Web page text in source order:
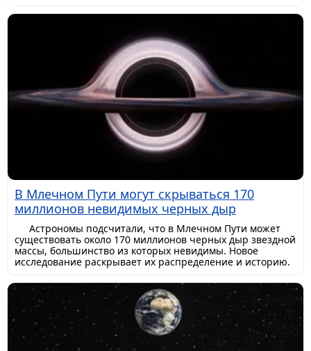
В Млечном Пути могут скрываться 170
миллионов невидимых черных дыр
Астрономы подсчитали, что в Млечном Пути может
существовать около 170 миллионов черных дыр звездной
массы, большинство из которых невидимы. Новое
исследование раскрывает их распределение и историю.